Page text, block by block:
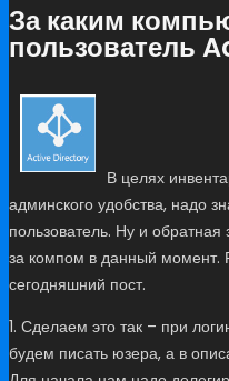
За каким
пользователь
В целях
админского удобства, надо
пользователь. Ну и обратная
за компом в данный момент.
сегодняшний пост.
1. Сделаем это так – при
будем писать юзера, а в